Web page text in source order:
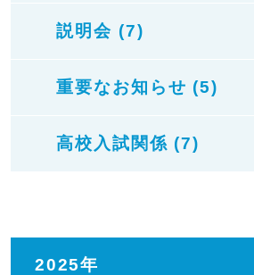
説明会 (7)
重要なお知らせ (5)
高校入試関係 (7)
2025年